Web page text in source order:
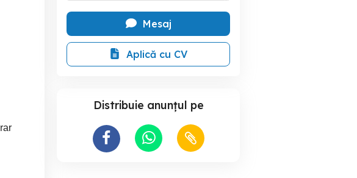
Mesaj
Aplică cu CV
Distribuie anunțul pe